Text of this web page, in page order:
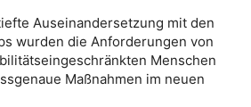
Auseinandersetzung mit den
wurden die Anforderungen von
Menschen
Maßnahmen im neuen